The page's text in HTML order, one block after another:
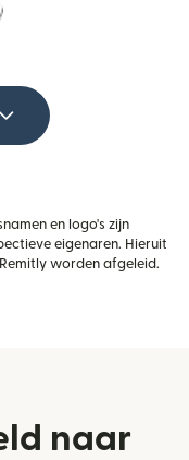
en logo's zijn
eigenaren. Hieruit
worden afgeleid.
naar